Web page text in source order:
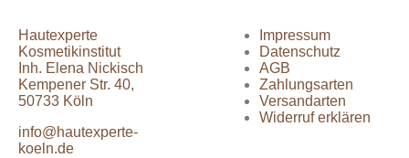
Hautexperte
Kosmetikinstitut
Inh. Elena Nickisch
Kempener Str. 40,
50733 Köln
info@hautexperte-
koeln.de
Impressum
Datenschutz
AGB
Zahlungsarten
Versandarten
Widerruf erklären